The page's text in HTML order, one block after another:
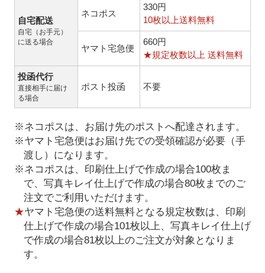
自宅配送
自宅（お手元）
に送る場合
ネコポス
330円
10枚以上送料無料
ヤマト宅急便
660円
★規定枚数以上 送料無料
投函代行
直接相手に届け
る場合
ポスト投函 不要
※ネコポスは、お届け先のポストへ配達されます。
※ヤマト宅急便はお届け先での受領確認が必要（手
渡し）になります。
※ネコポスは、印刷仕上げで作成の場合100枚ま
で、写真キレイ仕上げで作成の場合80枚までのご
注文でご利用いただけます。
★ヤマト宅急便の送料無料となる規定枚数は、印刷
仕上げで作成の場合101枚以上、写真キレイ仕上げ
で作成の場合81枚以上のご注文が対象となりま
す。